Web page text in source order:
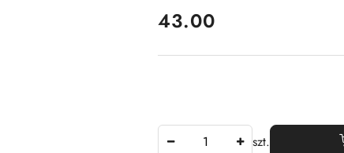
cena:
43.00
szt.